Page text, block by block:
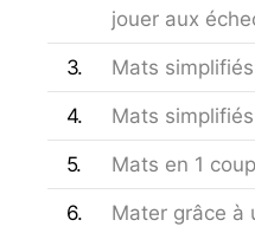
jouer aux
3 Mats simplifiés
4 Mats
5 Mats en 1 coup
6 Mater grâce à